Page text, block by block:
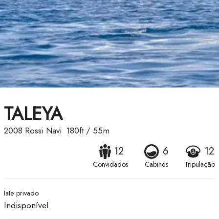
TALEYA
2008 Rossi Navi 180ft/ 55m
12
Convidados
6
Cabines
12
Tripulação
Iate privado
Indisponível